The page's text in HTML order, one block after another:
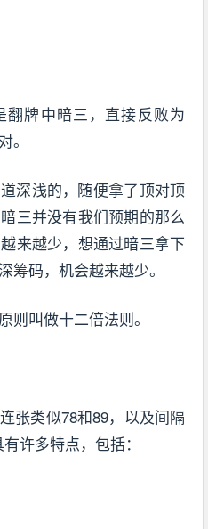
翻牌中暗三，直接反败为
。
深浅的，随便拿了顶对顶
三并没有我们预期的那么
来越少，想通过暗三拿下
筹码，机会越来越少。
则叫做十二倍法则。
张类似78和89，以及间隔
许多特点，包括：